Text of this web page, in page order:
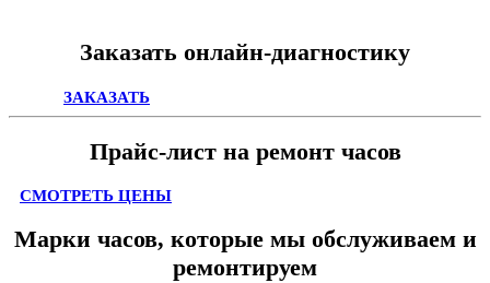
Заказать онлайн-диагностику
ЗАКАЗАТЬ
Прайс-лист на ремонт часов
СМОТРЕТЬ ЦЕНЫ
Марки часов, которые мы обслуживаем и
ремонтируем